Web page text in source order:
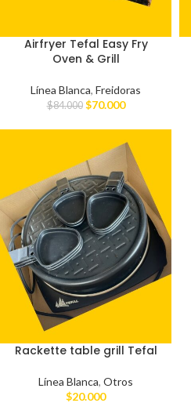
Airfryer Tefal Easy Fry
Oven & Grill
Línea Blanca, Freidoras
$84.000 $70.000
Rackette table grill Tefal
Línea Blanca, Otros
$20.000